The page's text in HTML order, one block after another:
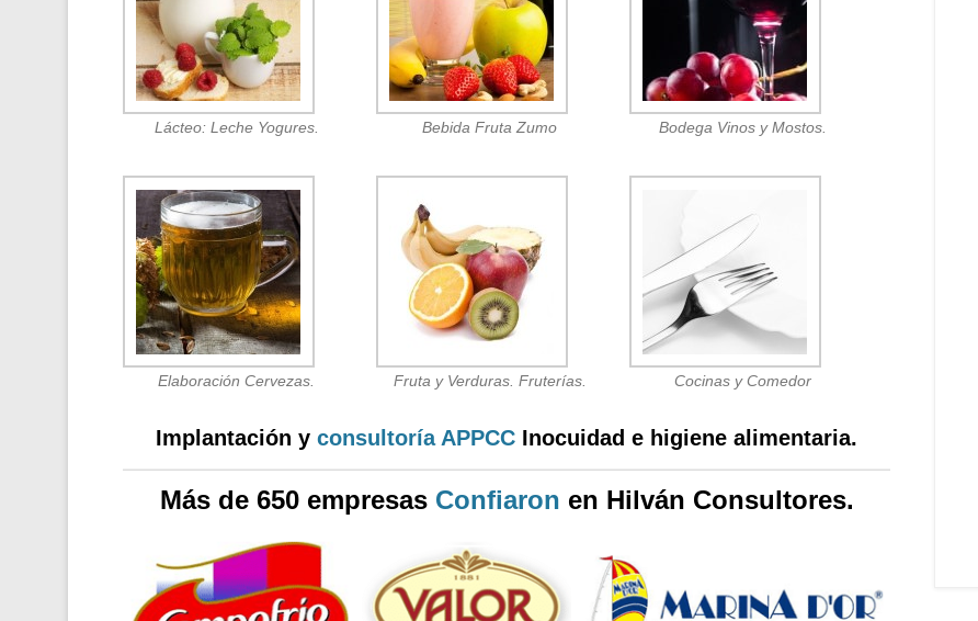
Lácteo: Leche Yogures. Bebida Fruta Zumo Bodega Vinos y Mostos.
Elaboración Cervezas. Fruta y Verduras. Fruterías. Cocinas y Comedor
Implantación y consultoría APPCC Inocuidad e higiene alimentaria.
Más de 650 empresas Confiaron en Hilván Consultores.